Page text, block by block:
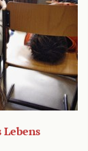
Lebens